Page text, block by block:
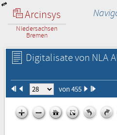
Arcinsys
Niedersachsen
Bremen
Digitalisate von NLA
von 455